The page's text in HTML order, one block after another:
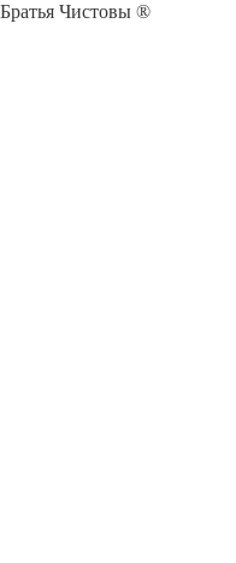
Братья Чистовы ®